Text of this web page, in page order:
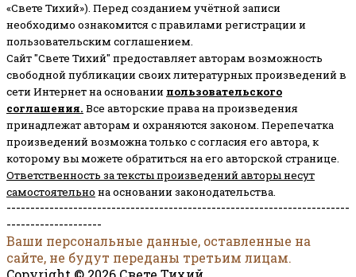
«Свете Тихий»). Перед созданием учётной записи
необходимо ознакомится с правилами регистрации и
пользовательским соглашением.
Сайт "Свете Тихий" предоставляет авторам возможность
свободной публикации своих литературных произведений в
сети Интернет на основании пользовательского
соглашения. Все авторские права на произведения
принадлежат авторам и охраняются законом. Перепечатка
произведений возможна только с согласия его автора, к
которому вы можете обратиться на его авторской странице.
Ответственность за тексты произведений авторы несут
самостоятельно на основании законодательства.
------------------------------------------------------------------------
--------------------
Ваши персональные данные, оставленные на
сайте, не будут переданы третьим лицам.